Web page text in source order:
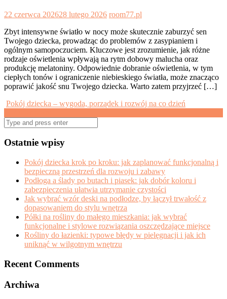
22 czerwca 202628 lutego 2026 room77.pl
Zbyt intensywne światło w nocy może skutecznie zaburzyć sen
Twojego dziecka, prowadząc do problemów z zasypianiem i
ogólnym samopoczuciem. Kluczowe jest zrozumienie, jak różne
rodzaje oświetlenia wpływają na rytm dobowy malucha oraz
produkcję melatoniny. Odpowiednie dobranie oświetlenia, w tym
ciepłych tonów i ograniczenie niebieskiego światła, może znacząco
poprawić jakość snu Twojego dziecka. Warto zatem przyjrzeć […]
Pokój dziecka – wygoda, porządek i rozwój na co dzień
Posts
navigation
Search
for:
Ostatnie wpisy
Pokój dziecka krok po kroku: jak zaplanować funkcjonalną i
bezpieczną przestrzeń dla rozwoju i zabawy
Podłoga a ślady po butach i piasek: jak dobór koloru i
zabezpieczenia ułatwia utrzymanie czystości
Jak wybrać wzór deski na podłodze, by łączył trwałość z
dopasowaniem do stylu wnętrza
Półki na rośliny do małego mieszkania: jak wybrać
funkcjonalne i stylowe rozwiązania oszczędzające miejsce
Rośliny do łazienki: typowe błędy w pielęgnacji i jak ich
uniknąć w wilgotnym wnętrzu
Recent Comments
Archiwa